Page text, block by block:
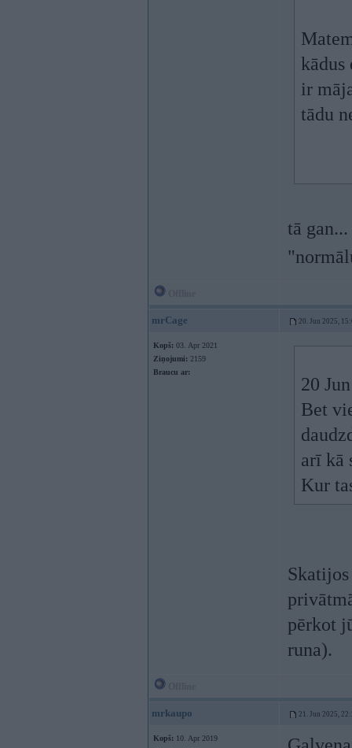
ir
tādu
tā
mrCage 20. Jun 2025,
Kopš: 03. Apr 2021
Ziņojumi: 2159
Braucu ar:
20
Bet
arī kā
Kur
pērkot
runa).
mrkaupo 21. Jun 2025,
Kopš: 10. Apr 2019